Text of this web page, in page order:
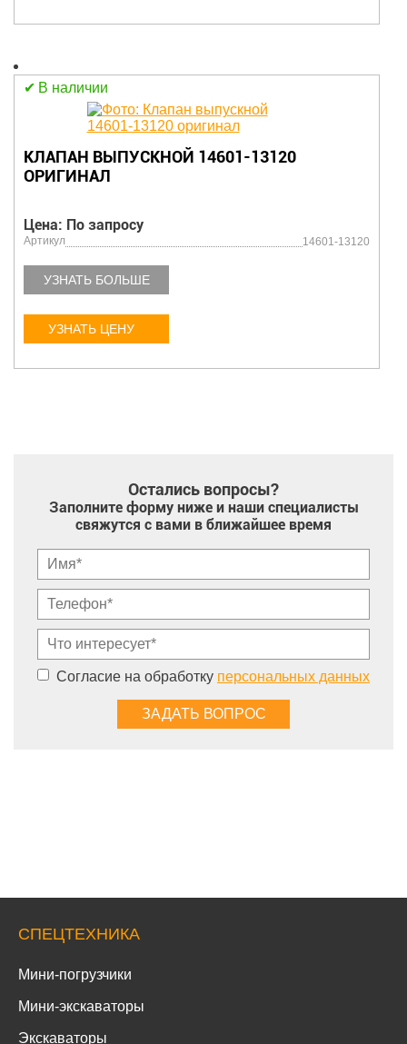
В наличии
КЛАПАН ВЫПУСКНОЙ 14601-13120
ОРИГИНАЛ
Цена: По запросу
Артикул 14601-13120
УЗНАТЬ БОЛЬШЕ
УЗНАТЬ ЦЕНУ
Остались вопросы?
Заполните форму ниже и наши специалисты
свяжутся с вами в ближайшее время
Согласие на обработку персональных данных
СПЕЦТЕХНИКА
Мини-погрузчики
Мини-экскаваторы
Экскаваторы